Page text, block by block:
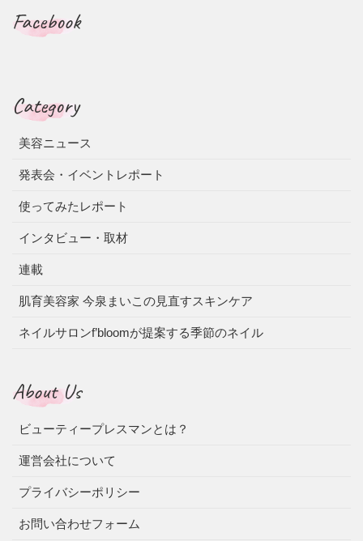
Facebook
Category
美容ニュース
発表会・イベントレポート
使ってみたレポート
インタビュー・取材
連載
肌育美容家 今泉まいこの見直すスキンケア
ネイルサロンf’bloomが提案する季節のネイル
About Us
ビューティープレスマンとは？
運営会社について
プライバシーポリシー
お問い合わせフォーム